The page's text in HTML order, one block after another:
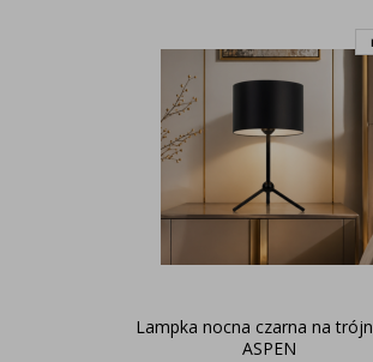
Lampka nocna czarna na
ASPEN